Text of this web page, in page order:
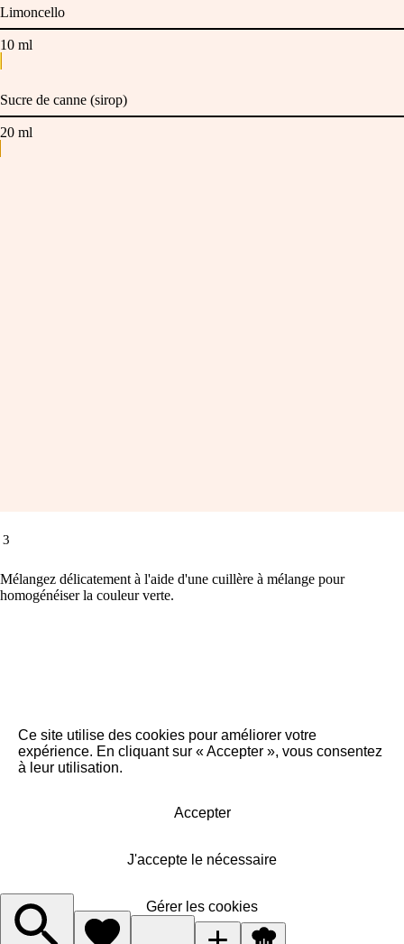
Limoncello
10 ml
Sucre de canne (sirop)
20 ml
3
Mélangez délicatement à l'aide d'une cuillère à mélange pour
homogénéiser la couleur verte.
Ce site utilise des cookies pour améliorer votre
expérience. En cliquant sur « Accepter », vous consentez
à leur utilisation.
Accepter
J'accepte le nécessaire
Gérer les cookies